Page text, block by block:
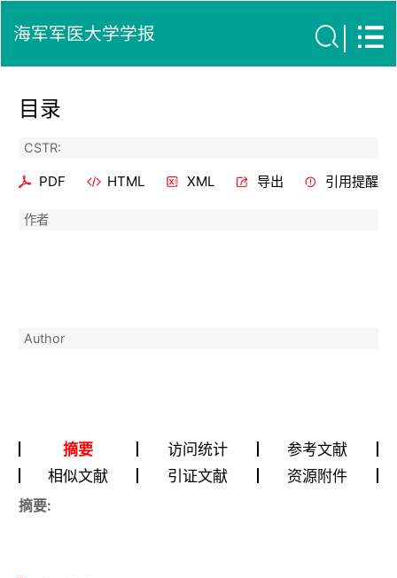
海军军医大学学报
目录
CSTR:
PDF HTML XML 导出 引用提醒
作者
Author
摘要 访问统计
参考文献
相似文献
引证文献 资源附件
摘要: